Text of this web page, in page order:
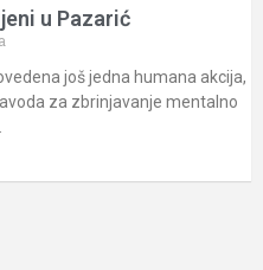
u Pazarić
još jedna humana akcija,
za zbrinjavanje mentalno